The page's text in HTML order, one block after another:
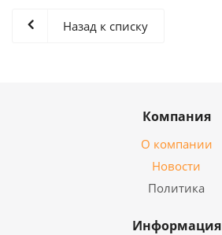
Назад к списку
Компания
О компании
Новости
Политика
Информация